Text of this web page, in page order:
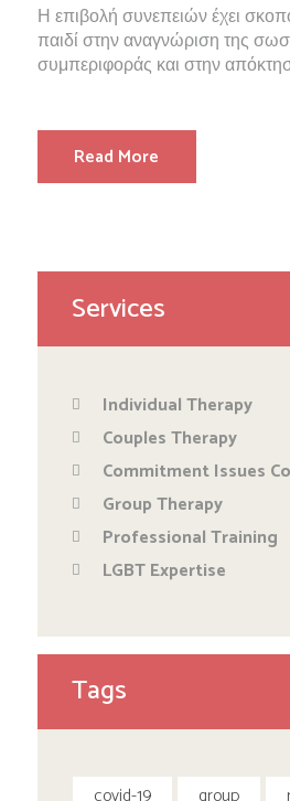
Η επιβολή συνεπειών έχει
παιδί στην αναγνώριση της
συμπεριφοράς και στην
Read More
Services
Individual Therapy
Couples Therapy
Commitment Issues
Group Therapy
Professional Training
LGBT Expertise
Tags